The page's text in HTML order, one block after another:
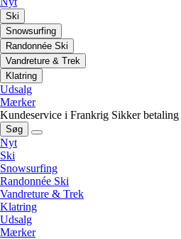
Ski
Snowsurfing
Randonnée Ski
Vandreture & Trek
Klatring
Udsalg
Mærker
Kundeservice i Frankrig Sikker betaling
Søg
Nyt
Ski
Snowsurfing
Randonnée Ski
Vandreture & Trek
Klatring
Udsalg
Mærker